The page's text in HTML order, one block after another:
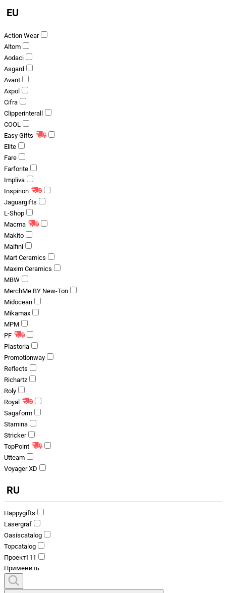
EU
Action Wear
Altom
Aodaci
Asgard
Avant
Axpol
Cifra
Clipperinterall
COOL
Easy Gifts
Elite
Fare
Farforite
Impliva
Inspirion
Jaguargifts
L-Shop
Macma
Makito
Malfini
Mart Ceramics
Maxim Ceramics
MBW
MerchMe BY New-Ton
Midocean
Mikamax
MPM
PF
Plastoria
Promotionway
Reflects
Richartz
Roly
Royal
Sagaform
Stamina
Stricker
TopPoint
Utteam
Voyager XD
RU
Happygifts
Lasergraf
Oasiscatalog
Topcatalog
Проект111
Применить